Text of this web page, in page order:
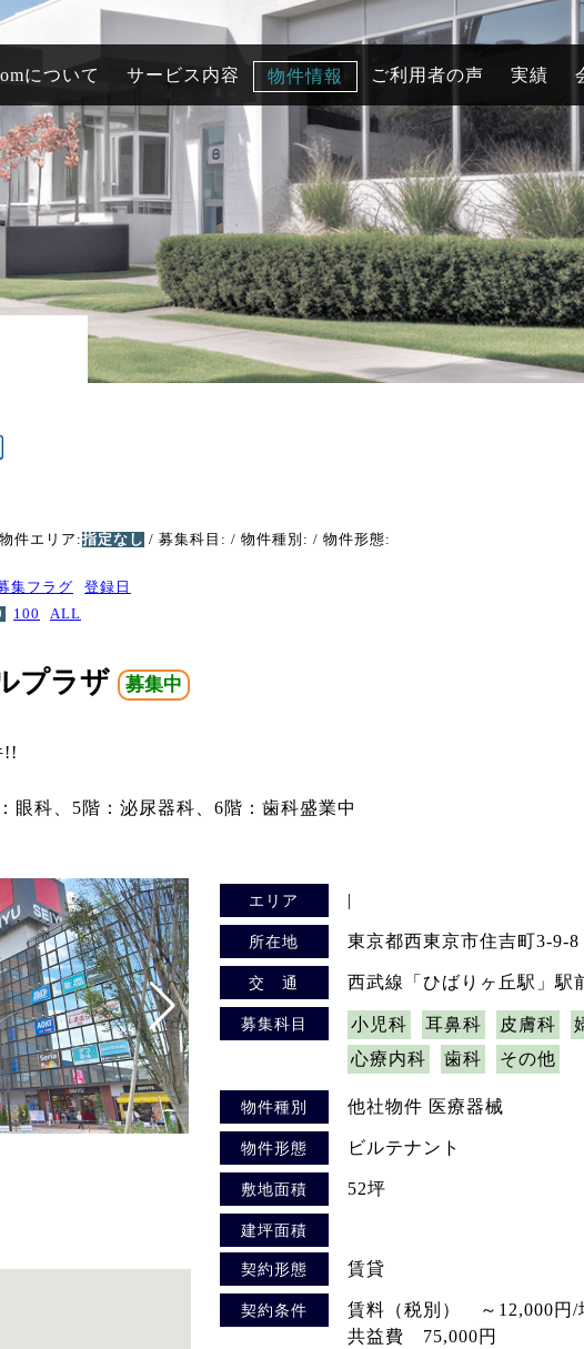
について サービス内容 物件情報 ご利用者の声 実績
件エリア:指定なし / 募集科目: / 物件種別: / 物件形態:
集フラグ
登録日
100 ALL
プラザ 募集中
!!
眼科、5階：泌尿器科、6階：歯科盛業中
エリア |
所在地 東京都西東京市住吉町3-9-8
交 通 西武線「ひばりヶ丘駅」駅
募集科目 小児科 耳鼻科 皮膚科
心療内科
歯科 その他
物件種別 他社物件 医療器械
物件形態 ビルテナント
敷地面積 52坪
建坪面積
契約形態 賃貸
契約条件
賃料（税別） ～12,000円/
共益費 75,000円